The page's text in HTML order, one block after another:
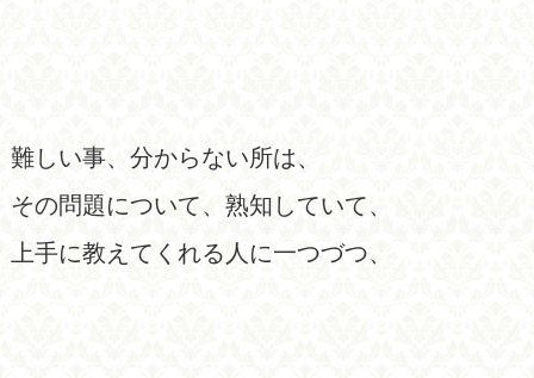
難しい事、分からない所は、
その問題について、熟知していて、
上手に教えてくれる人に一つづつ、